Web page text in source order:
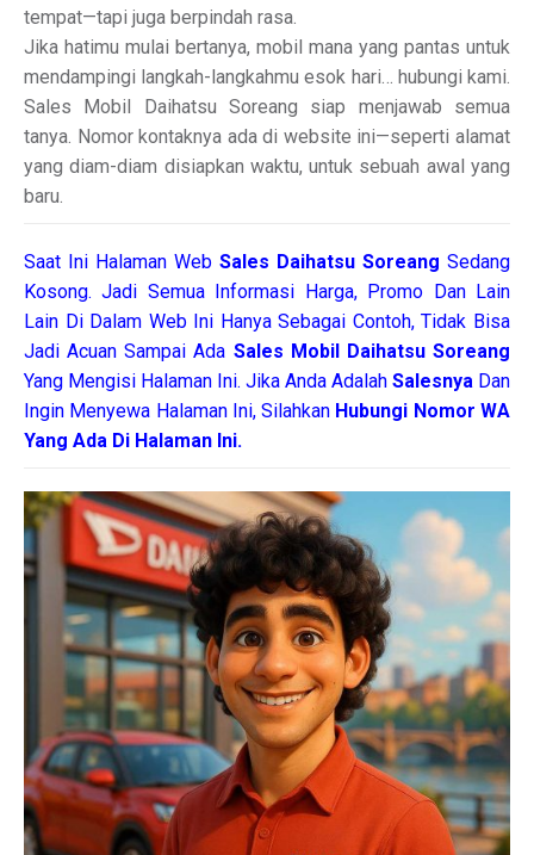
tempat—tapi juga berpindah rasa.
Jika hatimu mulai bertanya, mobil mana yang pantas untuk
mendampingi langkah-langkahmu esok hari… hubungi kami.
Sales Mobil Daihatsu Soreang siap menjawab semua
tanya. Nomor kontaknya ada di website ini—seperti alamat
yang diam-diam disiapkan waktu, untuk sebuah awal yang
baru.
Saat Ini Halaman Web Sales Daihatsu Soreang Sedang
Kosong. Jadi Semua Informasi Harga, Promo Dan Lain
Lain Di Dalam Web Ini Hanya Sebagai Contoh, Tidak Bisa
Jadi Acuan Sampai Ada Sales Mobil Daihatsu Soreang
Yang Mengisi Halaman Ini. Jika Anda Adalah Salesnya Dan
Ingin Menyewa Halaman Ini, Silahkan Hubungi Nomor WA
Yang Ada Di Halaman Ini.